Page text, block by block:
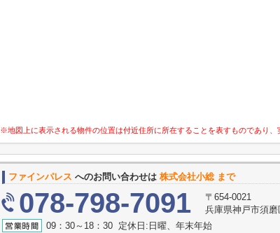
※地図上に表示される物件の位置は付近住所に所在することを表すものであり、
ファインパレス へのお問い合わせは 株式会社小総 まで
078-798-7091
〒654-0021
兵庫県神戸市須
09：30～18：30 定休日:日曜、年末年始